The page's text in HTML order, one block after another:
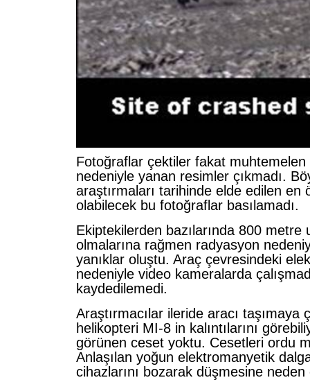
Fotoğraflar çektiler fakat muhtemelen
nedeniyle yanan resimler çıkmadı.
araştırmaları tarihinde elde edilen en
olabilecek bu fotoğraflar basılamadı.
Ekiptekilerden bazılarında 800 metre
olmalarına rağmen radyasyon
yanıklar oluştu. Araç çevresindeki
nedeniyle video kameralarda
kaydedilemedi.
Araştırmacılar ileride aracı taşımaya
helikopteri MI-8 in kalıntılarını
görünen ceset yoktu. Cesetleri ordu
Anlaşılan yoğun elektromanyetik
cihazlarını bozarak düşmesine